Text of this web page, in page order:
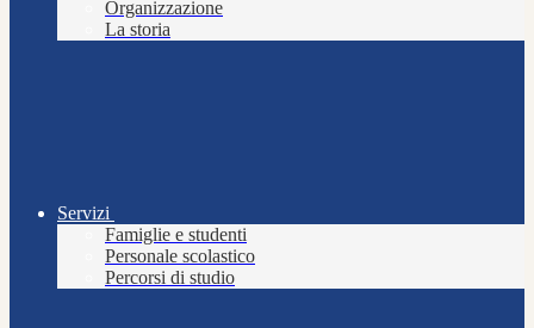
Organizzazione
La storia
Servizi
Famiglie e studenti
Personale scolastico
Percorsi di studio